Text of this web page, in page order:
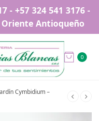
- +57 324 541 3176 -
Antioqueño
0
Cymbidium –